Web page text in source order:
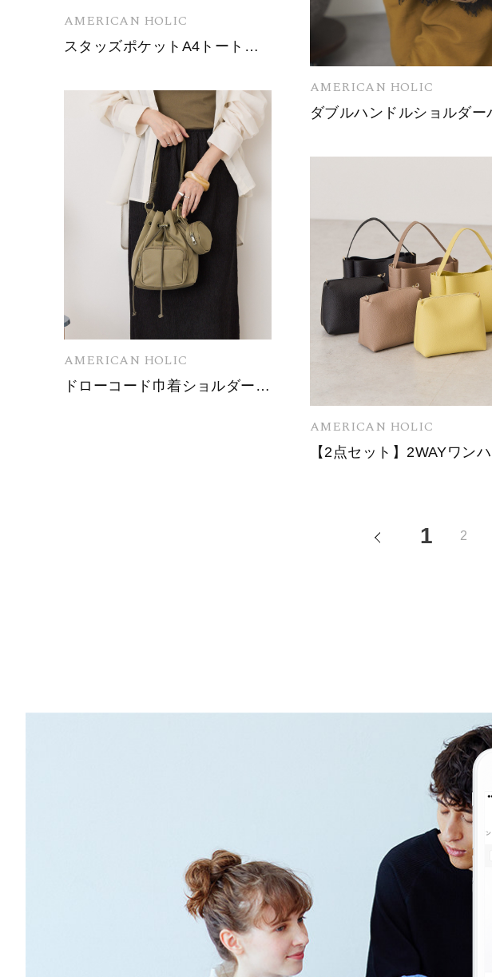
AMERICAN HOLIC
スタッズポケットA4トートバッグ
AMERICAN HOLIC
AMERICAN HOLIC
ドローコード巾着ショルダーバッグ
AMERICAN HOLIC
PREV1 2